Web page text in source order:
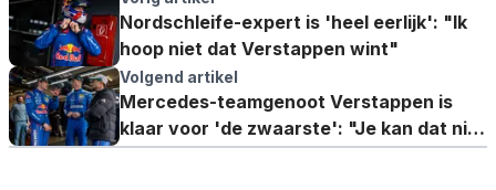
Nordschleife-expert is 'heel eerlijk': "Ik
hoop niet dat Verstappen wint"
Volgend artikel
Mercedes-teamgenoot Verstappen is
klaar voor 'de zwaarste': "Je kan dat niet
managen"